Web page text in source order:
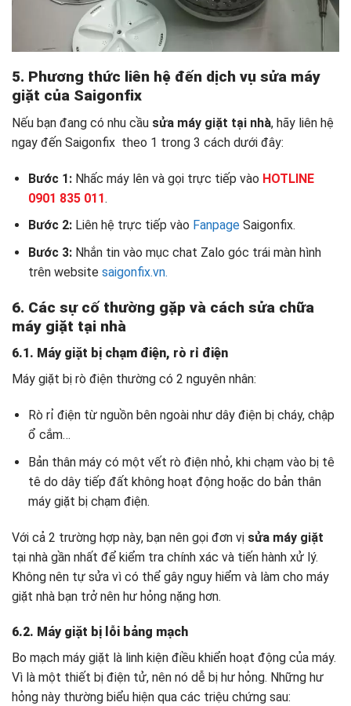
5. Phương thức liên hệ đến dịch vụ sửa máy
giặt của Saigonfix
Nếu bạn đang có nhu cầu sửa máy giặt tại nhà, hãy liên hệ
ngay đến Saigonfix theo 1 trong 3 cách dưới đây:
Bước 1:Nhấc máy lên và gọi trực tiếp vào HOTLINE
0901 835 011.
Bước 2: Liên hệ trực tiếp vào FanpageSaigonfix.
Bước 3: Nhắn tin vào mục chat Zalo góc trái màn hình
trên website saigonfix.vn.
6. Các sự cố thường gặp và cách sửa chữa
máy giặt tại nhà
6.1. Máy giặt bị chạm điện, rò rỉ điện
Máy giặt bị rò điện thường có 2 nguyên nhân:
Rò rỉ điện từ nguồn bên ngoài như dây điện bị cháy, chập
ổ cắm…
Bản thân máy có một vết rò điện nhỏ, khi chạm vào bị tê
tê do dây tiếp đất không hoạt động hoặc do bản thân
máy giặt bị chạm điện.
Với cả 2 trường hợp này, bạn nên gọi đơn vị sửa máy giặt
tại nhà gần nhất để kiểm tra chính xác và tiến hành xử lý.
Không nên tự sửa vì có thể gây nguy hiểm và làm cho máy
giặt nhà bạn trở nên hư hỏng nặng hơn.
6.2. Máy giặt bị lỗi bảng mạch
Bo mạch máy giặt là linh kiện điều khiển hoạt động của máy.
Vì là một thiết bị điện tử, nên nó dễ bị hư hỏng. Những hư
hỏng này thường biểu hiện qua các triệu chứng sau: